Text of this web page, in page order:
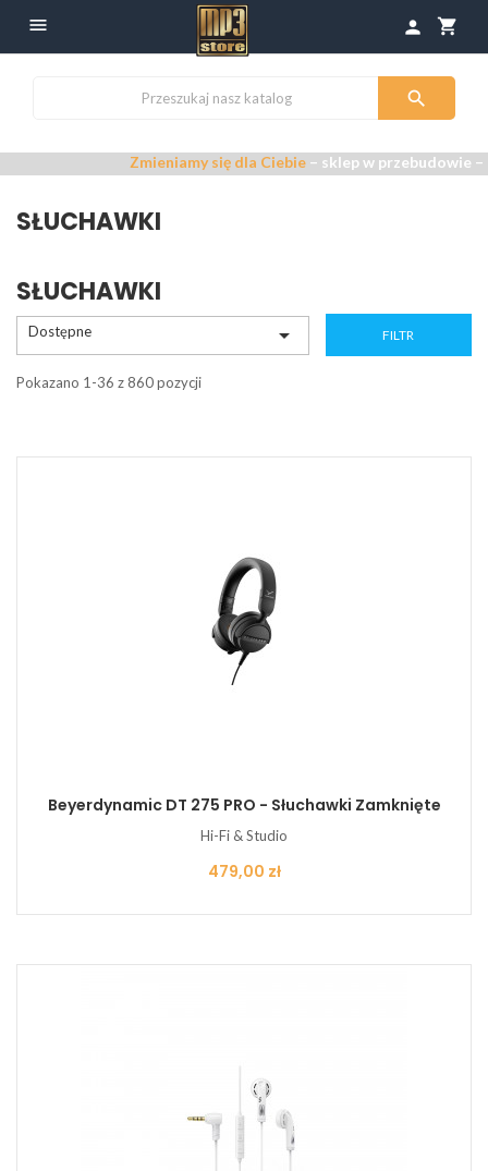
 shopping_cart
person

Zmieniamy się dla Ciebie– sklep w przebudowie –
SŁUCHAWKI
SŁUCHAWKI
Dostępne  FILTR
Pokazano 1-36 z 860 pozycji
Beyerdynamic DT 275 PRO - Słuchawki Zamknięte
Hi-Fi & Studio
Cena
479,00 zł